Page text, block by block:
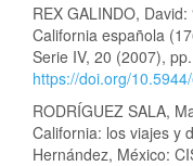
REX GALINDO,
California española
Serie IV, 20 (2007),
https://doi.org/
RODRÍGUEZ SALA,
California: los viajes y
Hernández, México: